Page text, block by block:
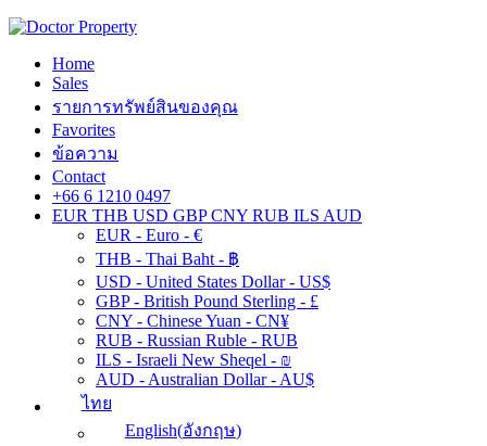
Home
Sales
รายการทรัพย์สินของคุณ
Favorites
ข้อความ
Contact
+66 6 1210 0497
EUR THB USD GBP CNY RUB ILS AUD
EUR - Euro - €
THB - Thai Baht - ฿
USD - United States Dollar - US$
GBP - British Pound Sterling - £
CNY - Chinese Yuan - CN¥
RUB - Russian Ruble - RUB
ILS - Israeli New Sheqel - ₪
AUD - Australian Dollar - AU$
ไทย
English(อังกฤษ)